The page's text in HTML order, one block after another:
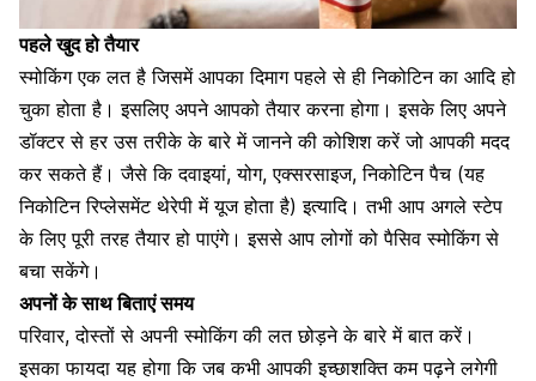
पहले खुद हो तैयार
स्मोकिंग एक लत है जिसमें आपका दिमाग पहले से हीनिकोटिनका आदि हो
चुका होता है। इसलिए अपने आपको तैयार करना होगा। इसके लिए अपने
डॉक्टर से हर उस तरीके के बारे में जानने की कोशिश करें जो आपकी मदद
कर सकते हैं। जैसे कि दवाइयां,योग,एक्सरसाइज,निकोटिनपैच (यह
निकोटिन रिप्लेसमेंट थेरेपी में यूज होता है) इत्यादि। तभी आप अगले स्टेप
के लिए पूरी तरह तैयार हो पाएंगे। इससे आप लोगों को पैसिव स्मोकिंग से
बचा सकेंगे।
अपनों के साथ बिताएं समय
परिवार, दोस्तों से अपनी स्मोकिंग की लत छोड़ने के बारे में बात करें।
इसका फायदा यह होगा कि जब कभी आपकी इच्छाशक्ति कम पढ़ने लगेगी